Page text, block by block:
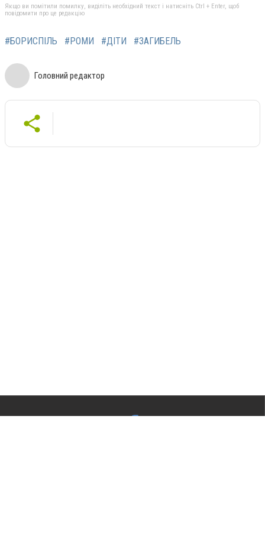
Якщо ви помітили помилку, виділіть необхідний текст і натисніть Ctrl + Enter, щоб
повідомити про це редакцію
#БОРИСПІЛЬ #РОМИ #ДІТИ #ЗАГИБЕЛЬ
Головний редактор